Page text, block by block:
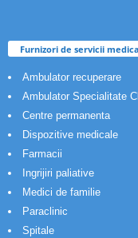
Furnizori de servicii
Ambulator recuperare
Ambulator Specialitate
Centre permanenta
Dispozitive medicale
Farmacii
Ingrijiri paliative
Medici de familie
Paraclinic
Spitale